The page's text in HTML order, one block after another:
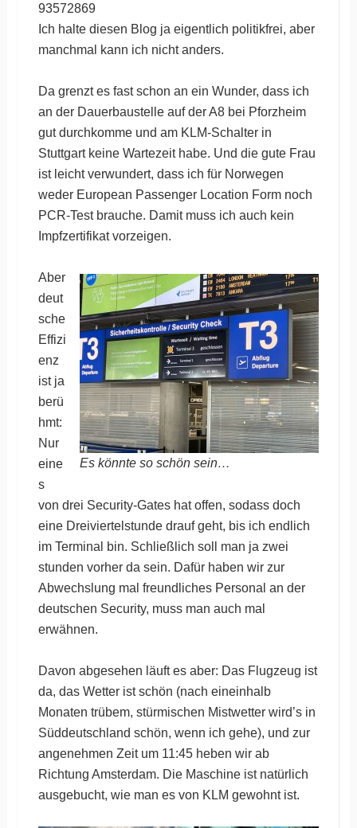
93572869
Ich halte diesen Blog ja eigentlich politikfrei, aber
manchmal kann ich nicht anders.
Da grenzt es fast schon an ein Wunder, dass ich
an der Dauerbaustelle auf der A8 bei Pforzheim
gut durchkomme und am KLM-Schalter in
Stuttgart keine Wartezeit habe. Und die gute Frau
ist leicht verwundert, dass ich für Norwegen
weder European Passenger Location Form noch
PCR-Test brauche. Damit muss ich auch kein
Impfzertifikat vorzeigen.
Es könnte so schön sein…
Aber
deut
sche
Effizi
enz
ist ja
berü
hmt:
Nur
eine
s
von drei Security-Gates hat offen, sodass doch
eine Dreiviertelstunde drauf geht, bis ich endlich
im Terminal bin. Schließlich soll man ja zwei
stunden vorher da sein. Dafür haben wir zur
Abwechslung mal freundliches Personal an der
deutschen Security, muss man auch mal
erwähnen.
Davon abgesehen läuft es aber: Das Flugzeug ist
da, das Wetter ist schön (nach eineinhalb
Monaten trübem, stürmischen Mistwetter wird’s in
Süddeutschland schön, wenn ich gehe), und zur
angenehmen Zeit um 11:45 heben wir ab
Richtung Amsterdam. Die Maschine ist natürlich
ausgebucht, wie man es von KLM gewohnt ist.